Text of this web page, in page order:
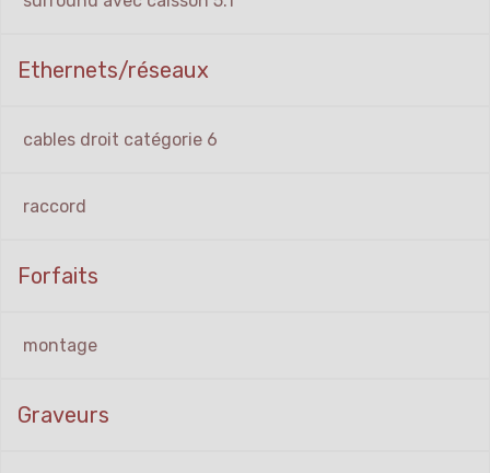
Ethernets/réseaux
cables droit catégorie 6
raccord
Forfaits
montage
Graveurs